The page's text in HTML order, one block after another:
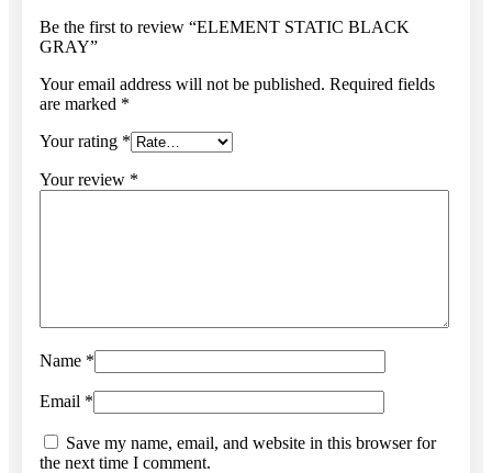
Be the first to review “ELEMENT STATIC BLACK
GRAY”
Your email address will not be published. Required fields
are marked *
Your rating *
Your review *
Name *
Email *
Save my name, email, and website in this browser for
the next time I comment.